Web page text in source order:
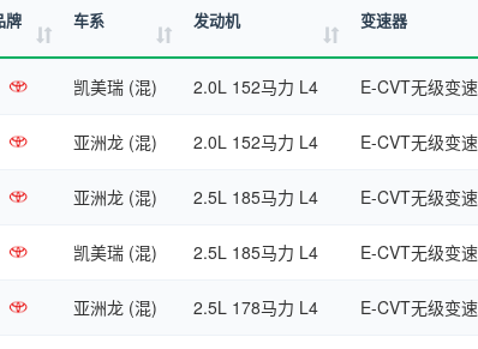
牌 车系 发动机 变速器
凯美瑞 (混) 2.0L 152马力 L4 E-CVT无级变速
亚洲龙 (混) 2.0L 152马力 L4 E-CVT无级变速
亚洲龙 (混) 2.5L 185马力 L4 E-CVT无级变速
凯美瑞 (混) 2.5L 185马力 L4 E-CVT无级变速
亚洲龙 (混) 2.5L 178马力 L4 E-CVT无级变速